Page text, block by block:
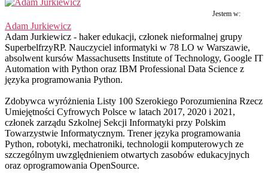
Jestem w:
Adam Jurkiewicz
Adam Jurkiewicz - haker edukacji, członek nieformalnej grupy
SuperbelfrzyRP. Nauczyciel informatyki w 78 LO w Warszawie,
absolwent kursów Massachusetts Institute of Technology, Google IT
Automation with Python oraz IBM Professional Data Science z
języka programowania Python.
Zdobywca wyróżnienia Listy 100 Szerokiego Porozumienina Rzecz
Umiejętności Cyfrowych Polsce w latach 2017, 2020 i 2021,
członek zarządu Szkolnej Sekcji Informatyki przy Polskim
Towarzystwie Informatycznym. Trener języka programowania
Python, robotyki, mechatroniki, technologii komputerowych ze
szczególnym uwzględnieniem otwartych zasobów edukacyjnych
oraz oprogramowania OpenSource.